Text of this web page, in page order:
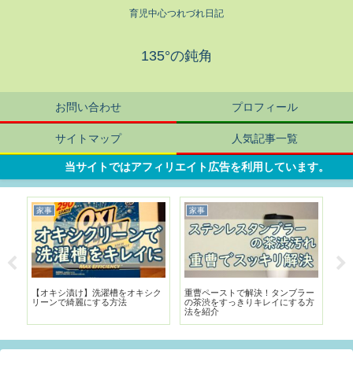
育児中心つれづれ日記
135°の鈍角
お問い合わせ プロフィール
サイトマップ 人気記事一覧
当サイトではアフィリエイト広告を利用しています。
暮らし
鉢植えにコバエが大量発生！お酢
トラップで簡単退治＆予防する方
【滋賀・ラ コリーナ近江八幡】草
屋根×バームクーヘン！子連れで
楽しめる食のテーマパーク